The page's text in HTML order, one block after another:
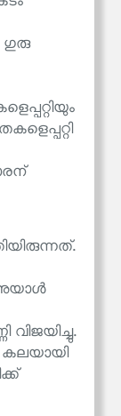
ഗുരു
വിജയിച്ചു.